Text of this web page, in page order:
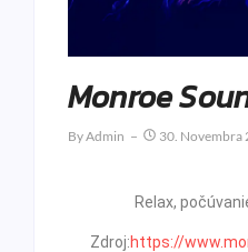
Monroe
ByAdmin 30. Novembra
Relax,
Zdroj:https://